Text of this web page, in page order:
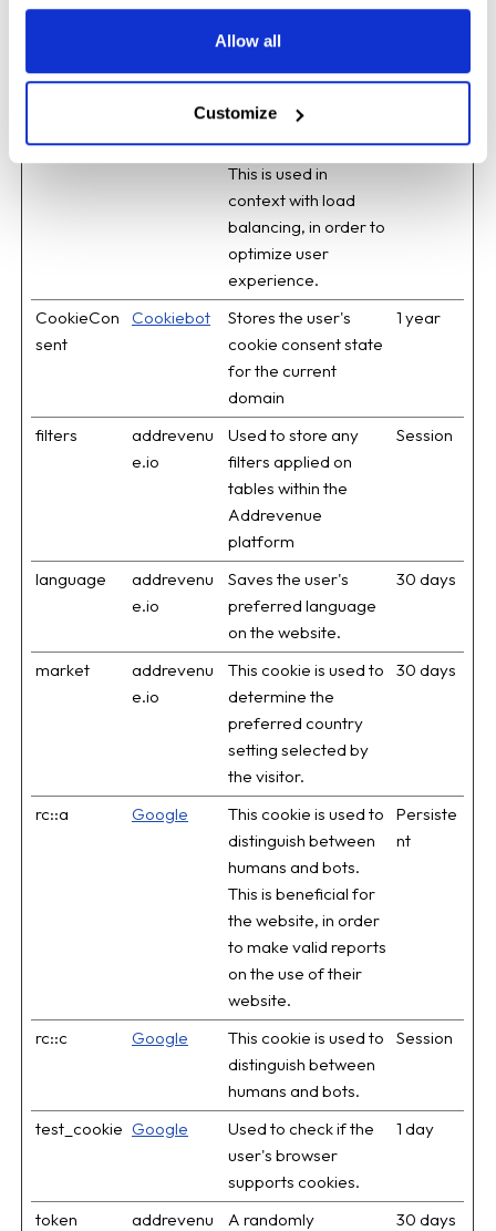
Allow all
Customize
server-cluster is
serving the visitor.
This is used in
context with load
balancing, in order to
optimize user
experience.
CookieCon
sent
Cookiebot
Stores the user's
cookie consent state
for the current
domain
1 year
filters
addrevenu
e.io
Used to store any
filters applied on
tables within the
Addrevenue
platform
Session
language
addrevenu
e.io
Saves the user's
preferred language
on the website.
30 days
market
addrevenu
e.io
This cookie is used to
determine the
preferred country
setting selected by
the visitor.
30 days
rc::a Google
This cookie is used to
distinguish between
humans and bots.
This is beneficial for
the website, in order
to make valid reports
on the use of their
website.
Persiste
nt
rc::c Google
This cookie is used to
distinguish between
humans and bots.
Session
test_cookie Google
Used to check if the
user's browser
supports cookies.
1 day
token
addrevenu
A randomly
30 days